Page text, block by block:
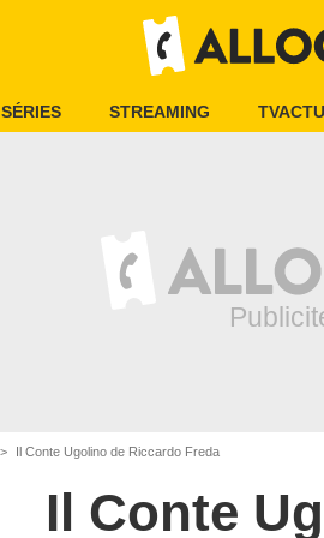
SÉRIES STREAMING TVACTU
Il Conte Ugolino de Riccardo Freda
Il Conte